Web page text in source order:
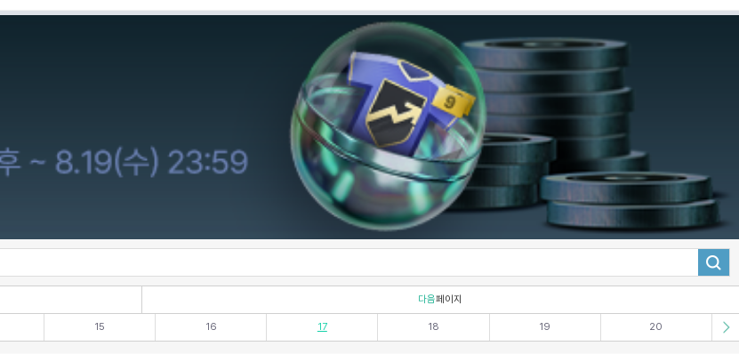
다음페이지
15 16 17 18 19 20